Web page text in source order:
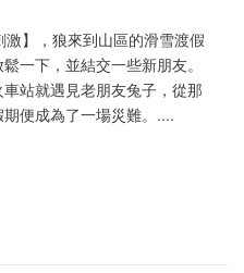
】，狼來到山區的滑雪渡假
一下，並結交一些新朋友。
站就遇見老朋友兔子，從那
便成為了一場災難。....